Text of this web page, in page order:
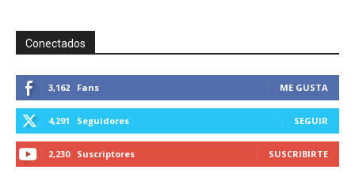
Conectados
3,162 Fans ME GUSTA
4,291 Seguidores SEGUIR
2,230 Suscriptores SUSCRIBIRTE